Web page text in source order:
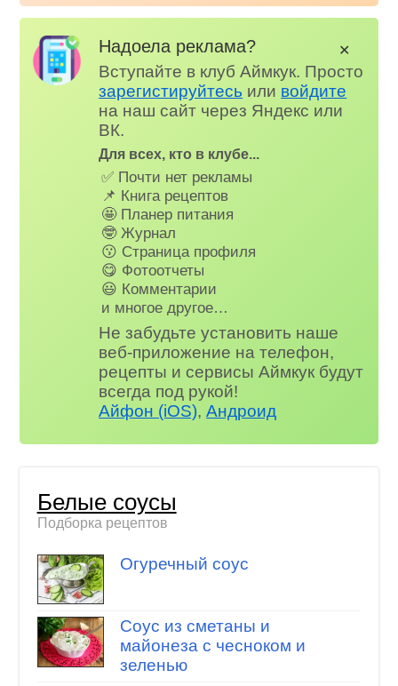
Надоела реклама?
Вступайте в клуб Аймкук. Просто
зарегистируйтесь или войдите
на наш сайт через Яндекс или
ВК.
Для всех, кто в клубе...
✅ Почти нет рекламы
📌 Книга рецептов
🤩 Планер питания
🤓 Журнал
😗 Страница профиля
😋 Фотоотчеты
😃 Комментарии
и многое другое…
Не забудьте установить наше
веб-приложение на телефон,
рецепты и сервисы Аймкук будут
всегда под рукой!
Айфон (iOS),Андроид
✕
Белые соусы
Подборка рецептов
Огуречный соус
Соус из сметаны и
майонеза с чесноком и
зеленью